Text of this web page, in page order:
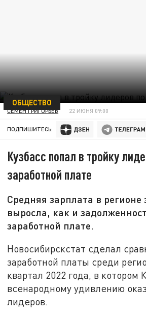
ОБЩЕСТВО
СЕМЕН ГРИГОРЬЕВ 22 ИЮНЯ 09:00
ПОДПИШИТЕСЬ:
Кузбасс попал в тройку
заработной плате
Средняя зарплата в регионе
выросла, как и
заработной плате.
Новосибирскстат сделал
заработной платы среди
квартал 2022 года, в котором
всенародному удивлению
лидеров.